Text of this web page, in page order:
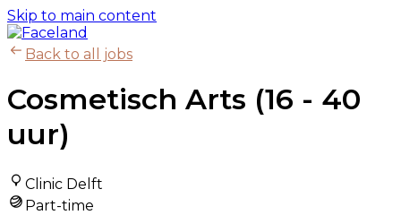
Skip to main content
Back to all jobs
Cosmetisch Arts (16 - 40
uur)
Clinic Delft
Part-time